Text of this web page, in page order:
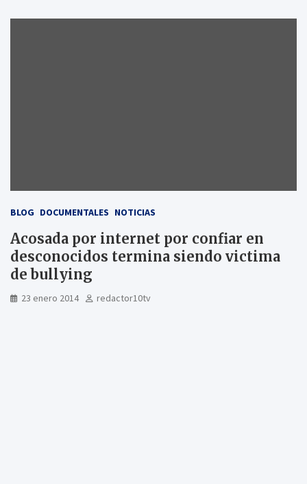
BLOG DOCUMENTALES NOTICIAS
Acosada por internet por confiar en
desconocidos termina siendo victima
de bullying
23 enero 2014 redactor10tv